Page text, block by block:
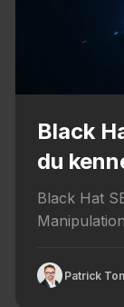
Black
du
Black Hat
Risiken...
Patrick